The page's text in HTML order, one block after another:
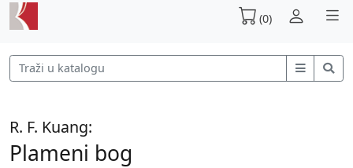
(0)
R. F. Kuang:
Plameni bog